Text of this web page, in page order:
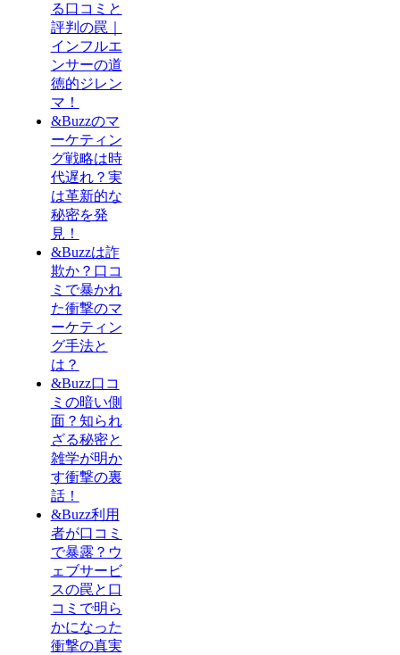
る口コミと
評判の罠｜
インフルエ
ンサーの道
徳的ジレン
マ！
&Buzzのマ
ーケティン
グ戦略は時
代遅れ？実
は革新的な
秘密を発
見！
&Buzzは詐
欺か？口コ
ミで暴かれ
た衝撃のマ
ーケティン
グ手法と
は？
&Buzz口コ
ミの暗い側
面？知られ
ざる秘密と
雑学が明か
す衝撃の裏
話！
&Buzz利用
者が口コミ
で暴露？ウ
ェブサービ
スの罠と口
コミで明ら
かになった
衝撃の真実